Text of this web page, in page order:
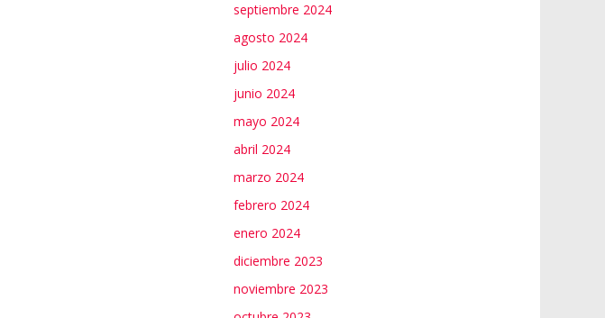
septiembre 2024
agosto 2024
julio 2024
junio 2024
mayo 2024
abril 2024
marzo 2024
febrero 2024
enero 2024
diciembre 2023
noviembre 2023